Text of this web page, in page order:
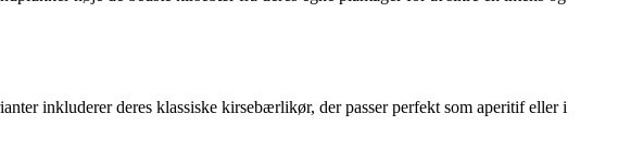
inkluderer deres klassiske kirsebærlikør, der passer perfekt som aperitif eller i